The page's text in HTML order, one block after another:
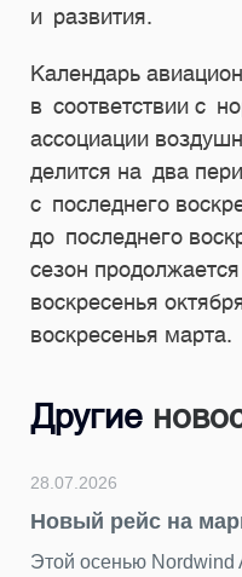
и развития.
Календарь
в соответствии с
ассоциации
делится на два
с последнего
до последнего
сезон
воскресенья
воскресенья марта.
Другие
28.07.2026
Новый рейс на
Этой осенью Nordwind